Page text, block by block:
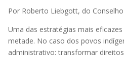
Por Roberto Liebgott, do
Uma das estratégias mais
metade. No caso dos povos
administrativo: transformar